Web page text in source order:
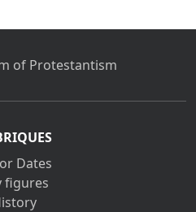
of Protestantism
Dates
figures